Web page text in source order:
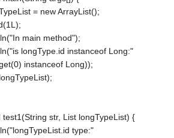
= new ArrayList();
main method");
longType.id instanceof Long:"
instanceof Long));
test1(String str, List longTypeList) {
type:"